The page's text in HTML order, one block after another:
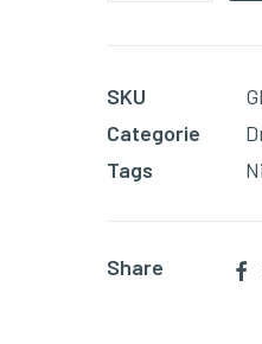
aantal
SKU
Categorie
Tags
Share